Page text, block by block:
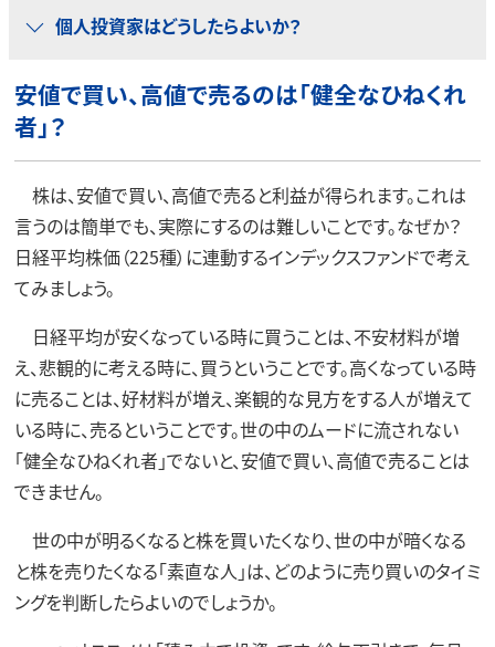
個人投資家はどうしたらよいか？
安値で買い、高値で売るのは「健全なひねくれ
者」？
株は、安値で買い、高値で売ると利益が得られます。これは
言うのは簡単でも、実際にするのは難しいことです。なぜか？
日経平均株価（225種）に連動するインデックスファンドで考え
てみましょう。
日経平均が安くなっている時に買うことは、不安材料が増
え、悲観的に考える時に、買うということです。高くなっている時
に売ることは、好材料が増え、楽観的な見方をする人が増えて
いる時に、売るということです。世の中のムードに流されない
「健全なひねくれ者」でないと、安値で買い、高値で売ることは
できません。
世の中が明るくなると株を買いたくなり、世の中が暗くなる
と株を売りたくなる「素直な人」は、どのように売り買いのタイミ
ングを判断したらよいのでしょうか。